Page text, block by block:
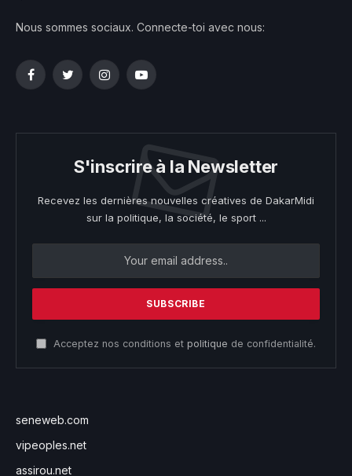
Nous sommes sociaux. Connecte-toi avec nous:
FacebookTwitterInstagramYouTube
S'inscrire à la Newsletter
Recevez les dernières nouvelles créatives de DakarMidi
sur la politique, la société, le sport ...
Acceptez nos conditions et politique de confidentialité.
seneweb.com
vipeoples.net
assirou.net